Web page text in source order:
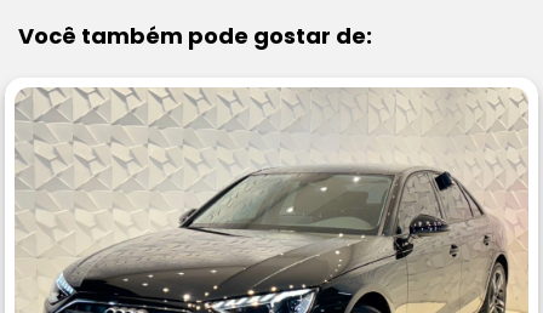
Você também pode gostar de: